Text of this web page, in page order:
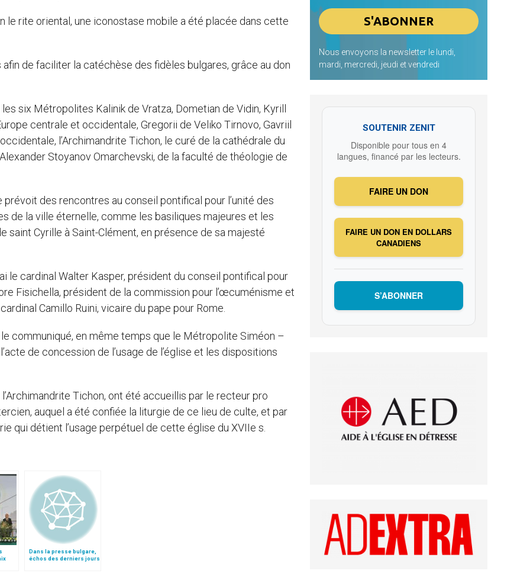
rite oriental, une iconostase mobile a été placée dans cette
afin de faciliter la catéchèse des fidèles bulgares, grâce au don
six Métropolites Kalinik de Vratza, Dometian de Vidin, Kyrill
centrale et occidentale, Gregorii de Veliko Tirnovo, Gavriil
l’Archimandrite Tichon, le curé de la cathédrale du
Stoyanov Omarchevski, de la faculté de théologie de
des rencontres au conseil pontifical pour l’unité des
de la ville éternelle, comme les basiliques majeures et les
saint Cyrille à Saint-Clément, en présence de sa majesté
le cardinal Walter Kasper, président du conseil pontifical pour
Fisichella, président de la commission pour l’œcuménisme et
Camillo Ruini, vicaire du pape pour Rome.
communiqué, en même temps que le Métropolite Siméon –
de concession de l’usage de l’église et les dispositions
Tichon, ont été accueillis par le recteur pro
auquel a été confiée la liturgie de ce lieu de culte, et par
qui détient l’usage perpétuel de cette église du XVIIe s.
Dans la presse bulgare,
échos des derniers jours
Nous envoyons la newsletter le lundi,
mardi, mercredi, jeudi et vendredi
SOUTENIR ZENIT
Disponible pour tous en 4
langues, financé par les lecteurs.
FAIRE UN DON
FAIRE UN DON EN DOLLARS
CANADIENS
S’ABONNER